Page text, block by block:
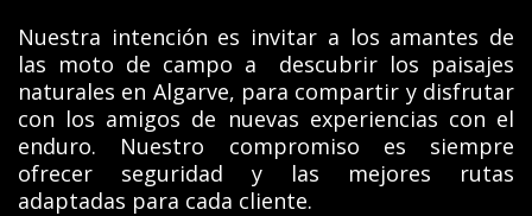
Nuestra intención es invitar a los amantes de
las moto de campo a descubrir los paisajes
naturales en Algarve, para compartir y disfrutar
con los amigos de nuevas experiencias con el
enduro. Nuestro compromiso es siempre
ofrecer seguridad y las mejores rutas
adaptadas para cada cliente.